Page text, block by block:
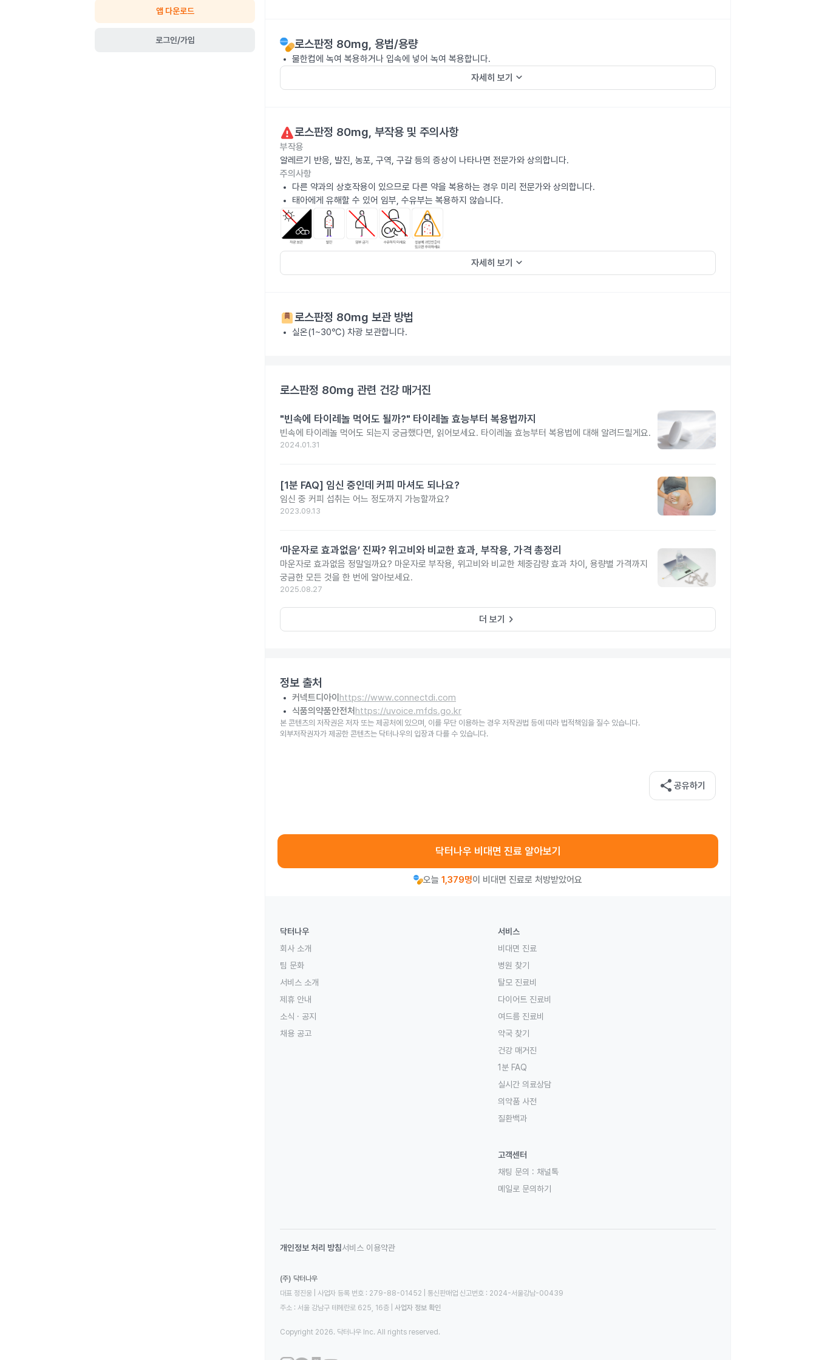
앱 다운로드
로그인/가입 로스판정 80mg, 용법/용량
물한컵에 녹여 복용하거나 입속에 넣어 녹여 복용합니다.
자세히 보기 keyboard_arrow_down
로스판정 80mg, 부작용 및 주의사항
부작용
알레르기 반응, 발진, 농포, 구역, 구갈 등의 증상이 나타나면 전문가와 상의합니다.
주의사항
다른 약과의 상호작용이 있으므로 다른 약을 복용하는 경우 미리 전문가와 상의합니다.
태아에게 유해할 수 있어 임부, 수유부는 복용하지 않습니다.
자세히 보기 keyboard_arrow_down
로스판정 80mg 보관 방법
실온(1~30℃) 차광 보관합니다.
로스판정 80mg 관련 건강 매거진
"빈속에 타이레놀 먹어도 될까?" 타이레놀 효능부터 복용법까지
빈속에 타이레놀 먹어도 되는지 궁금했다면, 읽어보세요. 타이레놀 효능부터 복용법에 대해 알려드릴게요.
2024.01.31
[1분 FAQ] 임신 중인데 커피 마셔도 되나요?
임신 중 커피 섭취는 어느 정도까지 가능할까요?
2023.09.13
‘마운자로 효과없음’ 진짜? 위고비와 비교한 효과, 부작용, 가격 총정리
마운자로 효과없음 정말일까요? 마운자로 부작용, 위고비와 비교한 체중감량 효과 차이, 용량별 가격까지
궁금한 모든 것을 한 번에 알아보세요.
2025.08.27
더 보기 keyboard_arrow_right
정보 출처
커넥트디아이 https://www.connectdi.com
식품의약품안전처 https://uvoice.mfds.go.kr
본 콘텐츠의 저작권은 저자 또는 제공처에 있으며, 이를 무단 이용하는 경우 저작권법 등에 따라 법적책임을 질수 있습니다.
외부저작권자가 제공한 콘텐츠는 닥터나우의 입장과 다를 수 있습니다.
share 공유하기
닥터나우 비대면 진료 알아보기
오늘 1,379명이 비대면 진료로 처방받았어요
닥터나우
회사 소개
팀 문화
서비스 소개
제휴 안내
소식 · 공지
채용 공고
서비스
비대면 진료
병원 찾기
탈모 진료비
다이어트 진료비
여드름 진료비
약국 찾기
건강 매거진
1분 FAQ
실시간 의료상담
의약품 사전
질환백과
고객센터
채팅 문의 : 채널톡
메일로 문의하기
개인정보 처리 방침서비스 이용약관
(주) 닥터나우
대표 정진웅 | 사업자 등록 번호 : 279-88-01452 | 통신판매업 신고번호 : 2024-서울강남-00439
주소 : 서울 강남구 테헤란로 625, 16층
사업자 정보 확인
Copyright 2026. 닥터나우 Inc. All rights reserved.